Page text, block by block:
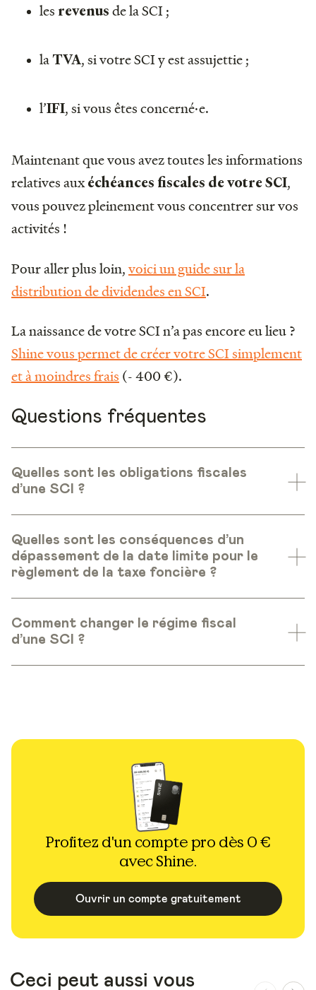
les revenus de la SCI ;
laTVA, si votre SCI y est assujettie ;
l’IFI, si vous êtes concerné·e.
Maintenant que vous avez toutes les informations
relatives auxéchéances fiscales de votre SCI,
vous pouvez pleinement vous concentrer sur vos
activités !
Pour aller plus loin,voici un guide sur la
distribution de dividendes en SCI.
La naissance de votre SCI n’a pas encore eu lieu ?
Shine vous permet de créer votre SCI simplement
et à moindres frais (- 400 €).
Questions fréquentes
Quelles sont les obligations fiscales
d’une SCI ?
Quelles sont les conséquences d’un
dépassement de la date limite pour le
règlement de la taxe foncière ?
Comment changer le régime fiscal
d’une SCI ?
Profitez d'un compte pro dès 0 €
avec Shine.
Ouvrir un compte gratuitement
Ceci peut aussi vous